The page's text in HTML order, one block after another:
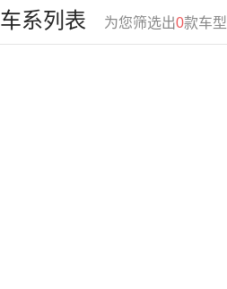
车系列表 为您筛选出0款车型